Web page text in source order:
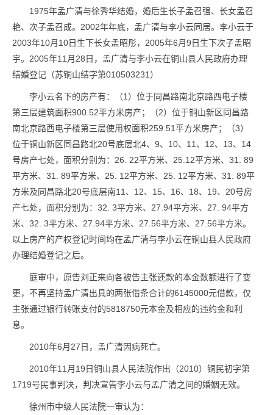
1975年孟广清与徐秀华结婚，婚后生长子孟召强、长女孟召
艳、次子孟召成。2002年年底，孟广清与李小云同居。李小云于
2003年10月10日生下长女孟昭彤，2005年6月9日生下次子孟昭
宇。2005年11月28日，孟广清与李小云在铜山县人民政府办理
结婚登记（苏铜山结字第010503231）
李小云名下的房产有：（1）位于同昌路南北京路西电子楼
第三层建筑面积900.52平方米房产；（2）位于铜山新区同昌路
南北京路西电子楼第三层使用权面积259.51平方米房产；（3）
位于铜山新区同昌路北20号底层北4、9、10、11、12、13、14
号房产七处，面积分别为：26. 22平方米、25.12平方米、31. 89
平方米、31. 89平方米、25. 12平方米、25. 12平方米、31. 89平
方米及同昌路北20号底层南11、12、15、16、18、19、20号房
产七处，面积分别为：32. 3平方米、27.94平方米、27. 94平方
米、32. 3平方米、27.94平方米、27.56平方米、27.56平方米。
以上房产的产权登记时间均在孟广清与李小云在铜山县人民政府
办理结婚登记之后。
庭审中，原告刘正来向各被告主张还款的本金数额进行了变
更，不再坚持孟广清出具的两张借条合计的6145000元借款，仅
主张通过银行转账支付的5818750元本金及相应的违约金和利
息。
2010年6月27日，孟广清因病死亡。
2010年11月19日铜山县人民法院作出（2010）铜民初字第
1719号民事判决，判决宣告李小云与孟广清之间的婚姻无效。
徐州市中级人民法院一审认为：